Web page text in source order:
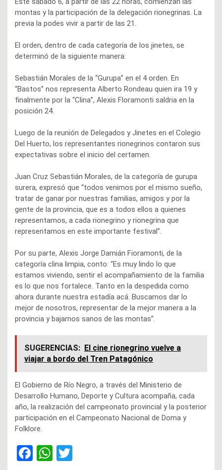
montas y la participación de la delegación rionegrinas. La
previa la podes vivir a partir de las 21.
El orden, dentro de cada categoría de los jinetes, se
determinó de la siguiente manera:
Sebastián Morales de la “Gurupa” en el 4 orden. En
“Bastos” nos representa Alberto Rondeau quien ira 19 y
finalmente por la “Clina”, Alexis Floramonti saldria en la
posición 24.
Luego de la reunión de Delegados y Jinetes en el Colegio
Del Huerto, los representantes rionegrinos contaron sus
expectativas sobre el inicio del certamen.
Juan Cruz Sebastián Morales, de la categoría de gurupa
surera, expresó que “todos venimos por el mismo sueño,
tratar de ganar por nuestras familias, amigos y por la
gente de la provincia, que es a todos ellos a quienes
representamos, a cada rionegrino y rionegrina que
representamos en este importante festival”.
Por su parte, Alexis Jorge Damián Fioramonti, de la
categoría clina limpia, conto: “Es muy lindo lo que
estamos viviendo, sentir el acompañamiento de la familia
es lo que nos fortalece. Tanto en la despedida como
ahora durante nuestra estadía acá. Buscamos dar lo
mejor de nosotros, representar de la mejor manera a la
provincia y bajarnos sanos de las montas”.
SUGERENCIAS: El cine rionegrino vuelve a
viajar a bordo del Tren Patagónico
El Gobierno de Río Negro, a través del Ministerio de
Desarrollo Humano, Deporte y Cultura acompaña, cada
año, la realización del campeonato provincial y la posterior
participación en el Campeonato Nacional de Doma y
Folklore.
F
W